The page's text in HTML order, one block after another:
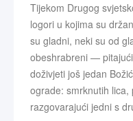
Tijekom Drugog
logori u kojima su
su gladni, neki su od
obeshrabreni —
doživjeti još jedan
ograde: smrknutih
razgovarajući jedni s